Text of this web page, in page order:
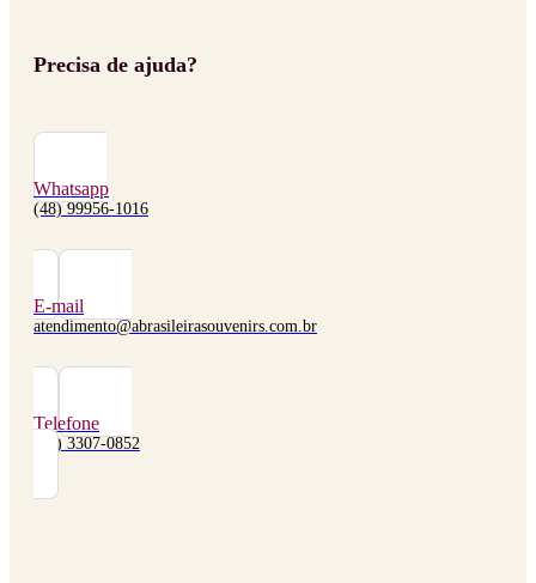
Precisa de ajuda?
Whatsapp
(48) 99956-1016
E-mail
atendimento@abrasileirasouvenirs.com.br
Telefone
(48) 3307-0852